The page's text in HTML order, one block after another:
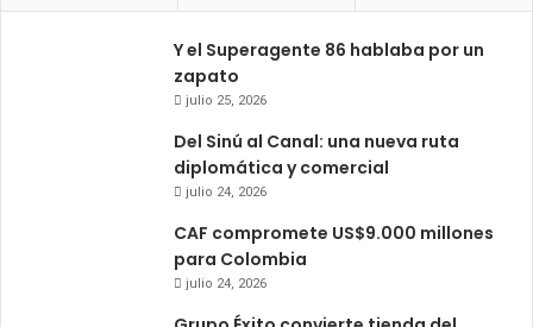
Y el Superagente 86 hablaba por un
zapato
julio 25, 2026
Del Sinú al Canal: una nueva ruta
diplomática y comercial
julio 24, 2026
CAF compromete US$9.000 millones
para Colombia
julio 24, 2026